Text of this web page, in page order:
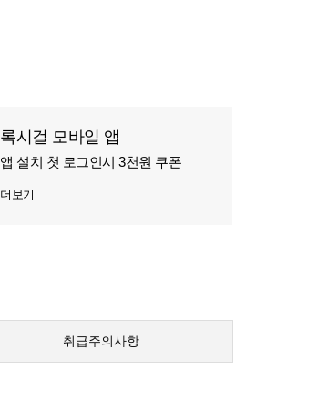
록시걸 모바일 앱
앱 설치 첫 로그인시 3천원 쿠폰
더보기
취급주의사항